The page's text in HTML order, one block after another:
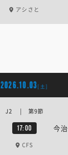
アシさと
2026.10.03[土]
17:00 今治
J2 | 第9節
CFS